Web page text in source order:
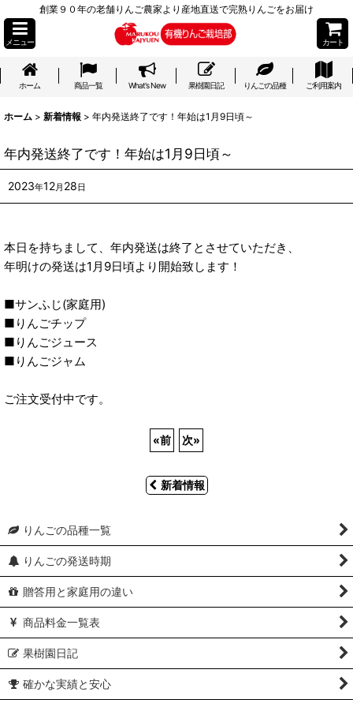
創業９０年の老舗りんご農家より産地直送で完熟りんごをお届け
メニュー カート
ホーム 商品一覧 What's New 果樹園日記 りんごの品種 ご利用案内
ホーム > 新着情報 > 年内発送終了です！年始は1月9日頃～
年内発送終了です！年始は1月9日頃～
2023年12月 28日
本日を持ちまして、年内発送は終了とさせていただき、
年明けの発送は1月9日頃より開始致します！
■サンふじ(家庭用)
■りんごチップ
■りんごジュース
■りんごジャム
ご注文受付中です。
«前 次»
新着情報
りんごの品種一覧
りんごの発送時期
贈答用と家庭用の違い
商品料金一覧表
果樹園日記
確かな実績と安心